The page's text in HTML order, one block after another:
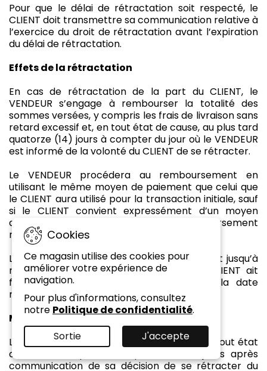
Pour que le délai de rétractation soit respecté, le
CLIENT doit transmettre sa communication relative à
l’exercice du droit de rétractation avant l’expiration
du délai de rétractation.
Effets de la rétractation
En cas de rétractation de la part du CLIENT, le
VENDEUR s’engage à rembourser la totalité des
sommes versées, y compris les frais de livraison sans
retard excessif et, en tout état de cause, au plus tard
quatorze (14) jours à compter du jour où le VENDEUR
est informé de la volonté du CLIENT de se rétracter.
Le VENDEUR procédera au remboursement en
utilisant le même moyen de paiement que celui que
le CLIENT aura utilisé pour la transaction initiale, sauf
si le CLIENT convient expressément d’un moyen
différent, en tout état de cause, ce remboursement
n’occasionnera pas de frais pour le client.
Le VENDEUR peut différer le remboursement jusqu’à
réception du bien ou jusqu’à ce que le CLIENT ait
fourni une preuve d’expédition du bien, la date
retenue étant celle du premier de ces faits.
Modalités de retour
Le CLIENT devra, sans retard excessif et, en tout état
de cause, au plus tard quatorze (14) jours après
communication de sa décision de se rétracter du
Cookies
Ce magasin utilise des cookies pour
améliorer votre expérience de
navigation.
Pour plus d'informations, consultez
notre Politique de confidentialité.
Sortie
J'accepte